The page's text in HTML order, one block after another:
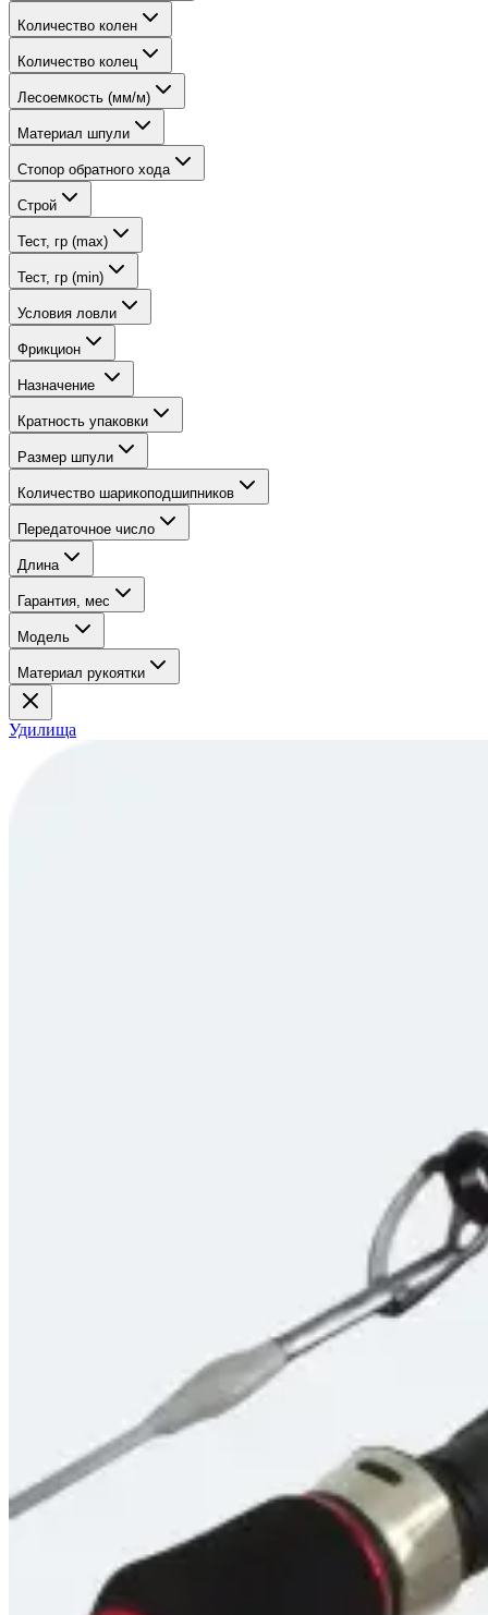
Количество колен
Количество колец
Лесоемкость (мм/м)
Материал шпули
Стопор обратного хода
Строй
Тест, гр (max)
Тест, гр (min)
Условия ловли
Фрикцион
Назначение
Кратность упаковки
Размер шпули
Количество шарикоподшипников
Передаточное число
Длина
Гарантия, мес
Модель
Материал рукоятки
Удилища